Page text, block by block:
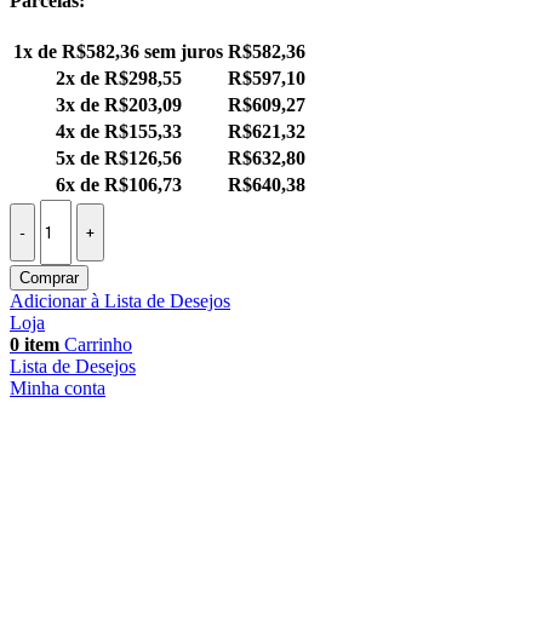
1x de R$582,36 sem juros R$582,36
2x de R$298,55 R$597,10
3x de R$203,09 R$609,27
4x de R$155,33 R$621,32
5x de R$126,56 R$632,80
6x de R$106,73 R$640,38
Comprar
Adicionar à Lista de Desejos
Loja
0 item Carrinho
Lista de Desejos
Minha conta